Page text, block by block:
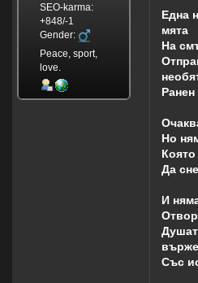
SEO-karma:
+848/-1
Gender:
Peace, sport,
love.
Една
мята
На
Но
Да
И
върже
Със